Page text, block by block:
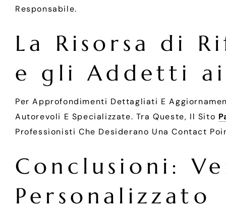
Responsabile.
La Risorsa di
e gli Addetti
Per Approfondimenti Dettagliati E
Autorevoli E Specializzate. Tra Queste, Il Sito
Professionisti Che Desiderano Una Contact
Conclusioni:
Personalizzato